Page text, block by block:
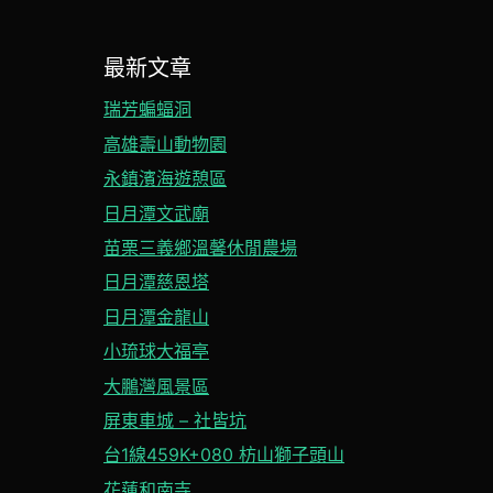
最新文章
瑞芳蝙蝠洞
高雄壽山動物園
永鎮濱海遊憩區
日月潭文武廟
苗栗三義鄉溫馨休閒農場
日月潭慈恩塔
日月潭金龍山
小琉球大福亭
大鵬灣風景區
屏東車城 – 社皆坑
台1線459K+080 枋山獅子頭山